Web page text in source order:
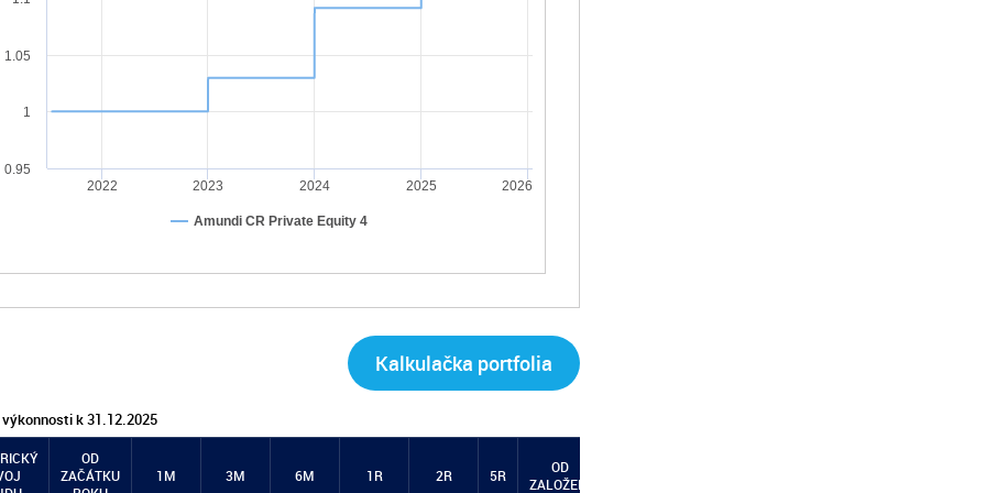
Amundi CR Private Equity 4
2022 2023 2024 2025 2026
0.95
1
1.05
Kalkulačka portfolia
k 31.12.2025
OD
ZAČÁTKU
1M 3M 6M 1R 2R 5R
OD
ZALOŽENÍ